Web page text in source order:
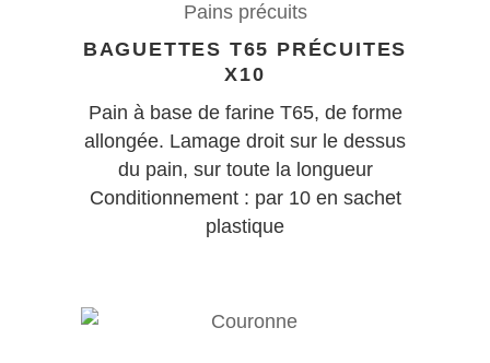
Pains précuits
BAGUETTES T65 PRÉCUITES
X10
Pain à base de farine T65, de forme
allongée. Lamage droit sur le dessus
du pain, sur toute la longueur
Conditionnement : par 10 en sachet
plastique